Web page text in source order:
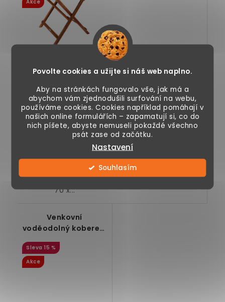
Povolte cookies a užijte si náš web naplno.
Aby na stránkách fungovalo vše, jak má a
abychom vám zjednodušili surfování na webu,
používáme cookies. Cookies například pomáhají v
našich online formulářích – zapamatují si, co do
nich píšete, abyste nemuseli pokaždé všechno
psát zase od začátku.
Nastavení
Souhlasím
Akce
Momentálně
nedostupné
1 190 Kč
Odkládací skládací
vyrobený z
akáciového dřeva
70 x...
Skladem
1 490 Kč
Kulatý odkládací
stůl, tvrzené sklo, Ø
70 cm, robusní
konstrukce,...
Venkovní
voděodolný koberec,
oboustranný design,
zelený/krémový
15 %
Akce